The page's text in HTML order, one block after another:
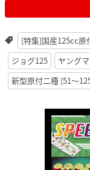
[特集]国産125cc原
ジョグ125
ヤング
新型原付二種 [51〜